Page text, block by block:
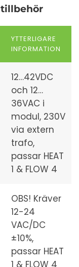
YTTERLIGARE
INFORMATION
12…42VDC
och 12…
36VAC i
modul, 230V
via extern
trafo,
passar HEAT
1 & FLOW 4
OBS! Kräver
12-24
VAC/DC
±10%,
passar HEAT